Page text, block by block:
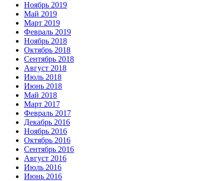
Ноябрь 2019
Май 2019
Март 2019
Февраль 2019
Ноябрь 2018
Октябрь 2018
Сентябрь 2018
Август 2018
Июль 2018
Июнь 2018
Май 2018
Март 2017
Февраль 2017
Декабрь 2016
Ноябрь 2016
Октябрь 2016
Сентябрь 2016
Август 2016
Июль 2016
Июнь 2016